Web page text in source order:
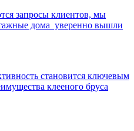
запросы клиентов, мы
дома уверенно вышли
становится ключевым
клееного бруса